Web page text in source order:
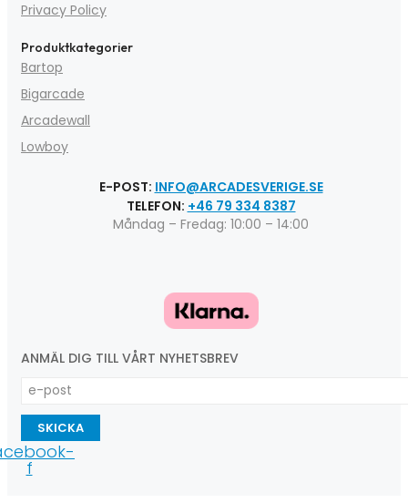
Privacy Policy
Produktkategorier
Bartop
Bigarcade
Arcadewall
Lowboy
E-POST: INFO@ARCADESVERIGE.SE
TELEFON: +46 79 334 8387
Måndag – Fredag: 10:00 – 14:00
ANMÄL DIG TILL VÅRT NYHETSBREV
SKICKA
f